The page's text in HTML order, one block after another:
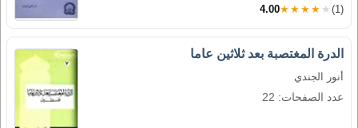
4.00★★★★★ (1)
الدرة المغتصبة بعد ثلاثين عاما
أنور الجندي
عدد الصفحات: 22